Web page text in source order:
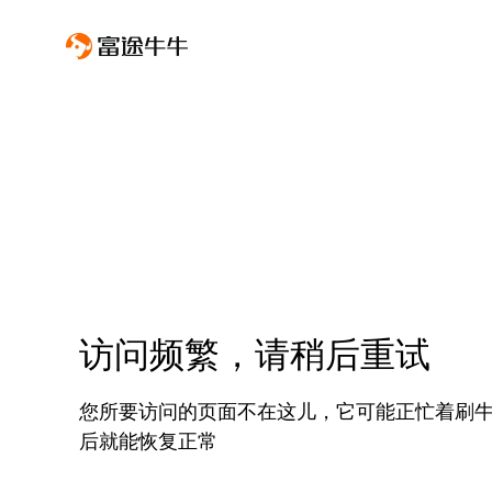
访问频繁，请稍后重试
您所要访问的页面不在这儿，它可能正忙着刷
后就能恢复正常